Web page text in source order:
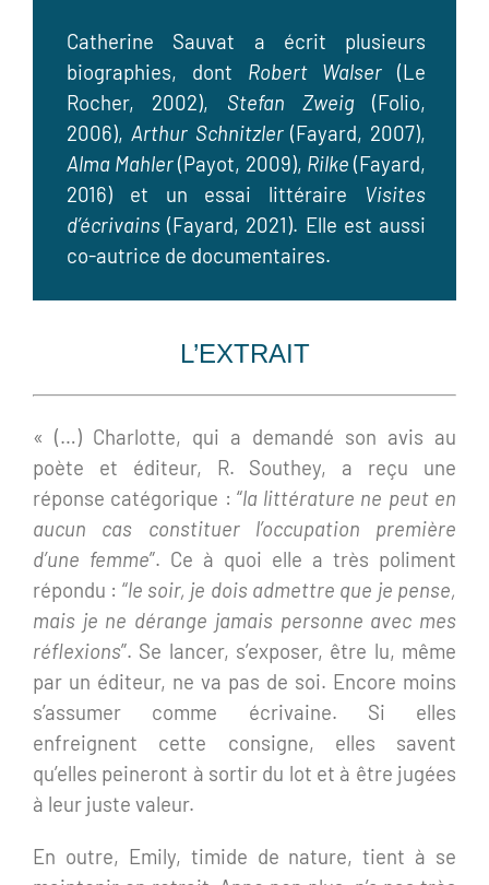
Catherine Sauvat a écrit plusieurs
biographies, dont Robert Walser (Le
Rocher, 2002), Stefan Zweig(Folio,
2006), Arthur Schnitzler(Fayard, 2007),
Alma Mahler(Payot, 2009), Rilke (Fayard,
2016) et un essai littéraire Visites
d’écrivains (Fayard, 2021). Elle est aussi
co-autrice de documentaires.
L’EXTRAIT
« (…) Charlotte, qui a demandé son avis au
poète et éditeur, R. Southey, a reçu une
réponse catégorique : “la littérature ne peut en
aucun cas constituer l’occupation première
d’une femme”. Ce à quoi elle a très poliment
répondu : “le soir, je dois admettre que je pense,
mais je ne dérange jamais personne avec mes
réflexions”. Se lancer, s’exposer, être lu, même
par un éditeur, ne va pas de soi. Encore moins
s’assumer comme écrivaine. Si elles
enfreignent cette consigne, elles savent
qu’elles peineront à sortir du lot et à être jugées
à leur juste valeur.
En outre, Emily, timide de nature, tient à se